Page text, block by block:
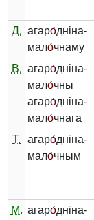
Д. агаро́дніна-
мало́чнаму
В. агаро́дніна-
мало́чны
агаро́дніна-
мало́чнага
Т. агаро́дніна-
мало́чным
М. агаро́дніна-